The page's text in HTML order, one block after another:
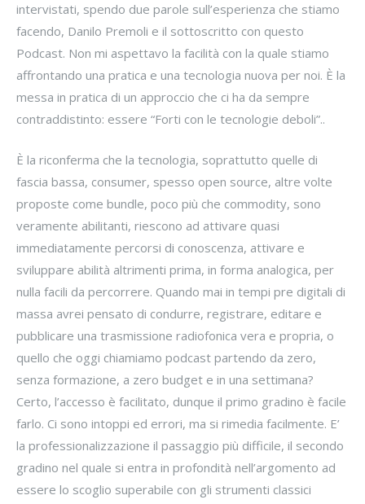
intervistati, spendo due parole sull’esperienza che stiamo
facendo, Danilo Premoli e il sottoscritto con questo
Podcast. Non mi aspettavo la facilità con la quale stiamo
affrontando una pratica e una tecnologia nuova per noi. È la
messa in pratica di un approccio che ci ha da sempre
contraddistinto: essere “Forti con le tecnologie deboli”..
È la riconferma che la tecnologia, soprattutto quelle di
fascia bassa, consumer, spesso open source, altre volte
proposte come bundle, poco più che commodity, sono
veramente abilitanti, riescono ad attivare quasi
immediatamente percorsi di conoscenza, attivare e
sviluppare abilità altrimenti prima, in forma analogica, per
nulla facili da percorrere. Quando mai in tempi pre digitali di
massa avrei pensato di condurre, registrare, editare e
pubblicare una trasmissione radiofonica vera e propria, o
quello che oggi chiamiamo podcast partendo da zero,
senza formazione, a zero budget e in una settimana?
Certo, l’accesso è facilitato, dunque il primo gradino è facile
farlo. Ci sono intoppi ed errori, ma si rimedia facilmente. E’
la professionalizzazione il passaggio più difficile, il secondo
gradino nel quale si entra in profondità nell’argomento ad
essere lo scoglio superabile con gli strumenti classici